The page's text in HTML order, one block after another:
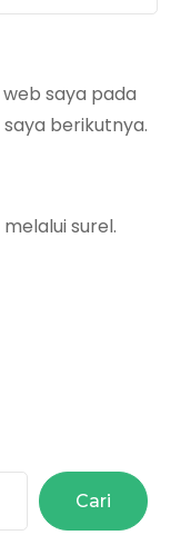
saya pada
berikutnya.
surel.
Cari